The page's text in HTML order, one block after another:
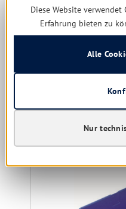
Sofort verfügbar,
Diese Website
Erfahrung bieten zu
Nur
Alle